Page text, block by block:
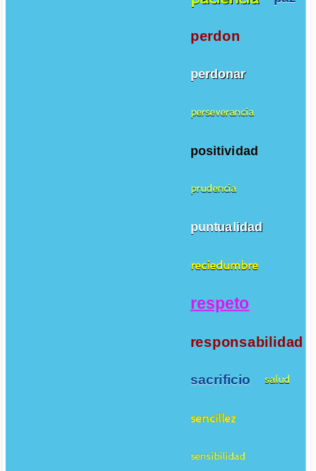
perdon
perdonar
perseverancia
positividad
prudencia
puntualidad
reciedumbre
respeto
responsabilidad
sacrificio salud
sencillez
sensibilidad